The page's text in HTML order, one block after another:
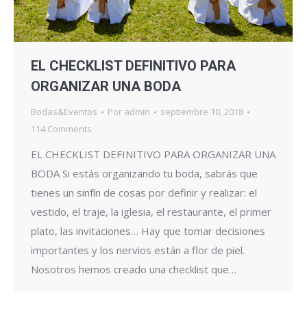
EL CHECKLIST DEFINITIVO PARA
ORGANIZAR UNA BODA
Bodas&Eventos Por admin
septiembre 10, 2018
114 Comments
EL CHECKLIST DEFINITIVO PARA ORGANIZAR UNA
BODA Si estás organizando tu boda, sabrás que
tienes un sinfín de cosas por definir y realizar: el
vestido, el traje, la iglesia, el restaurante, el primer
plato, las invitaciones… Hay que tomar decisiones
importantes y los nervios están a flor de piel.
Nosotros hemos creado una checklist que…